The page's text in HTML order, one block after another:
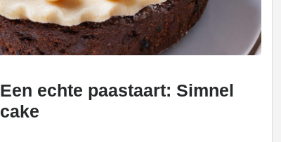
Een echte paastaart: Simnel
cake